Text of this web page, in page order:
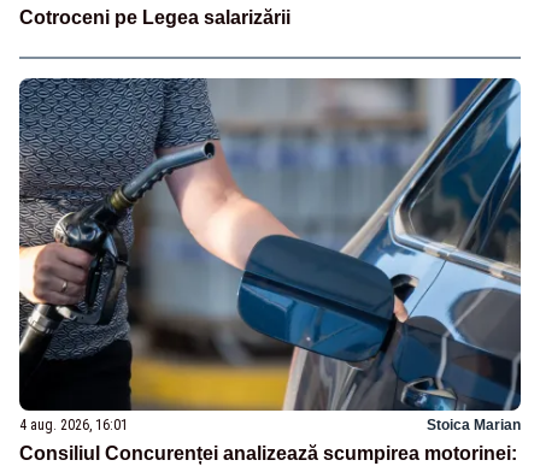
Cotroceni pe Legea salarizării
4 aug. 2026, 16:01 Stoica Marian
Consiliul Concurenței analizează scumpirea motorinei: